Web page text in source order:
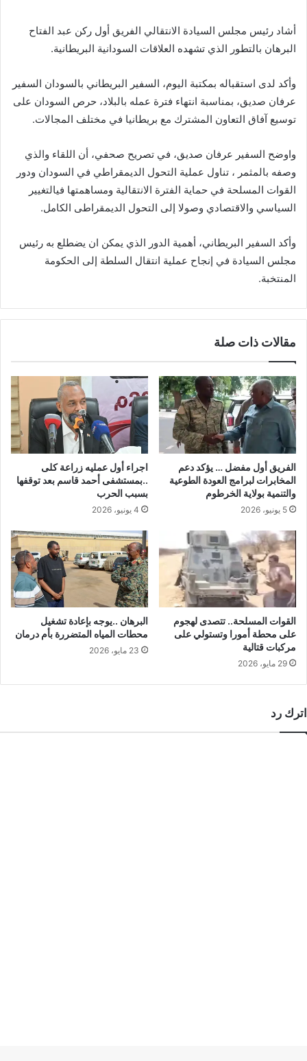
أشاد رئيس مجلس السيادة الانتقالي الفريق أول ركن عبد الفتاح
البرهان بالتطور الذي تشهده العلاقات السودانية البريطانية.
وأكد لدى استقباله بمكتبة اليوم، السفير البريطاني بالسودان السفير
عرفان صديق، بمناسبة انتهاء فترة عمله بالبلاد، حرص السودان على
توسيع آفاق التعاون المشترك مع بريطانيا في مختلف المجالات.
واوضح السفير عرفان صديق، في تصريح صحفي، أن اللقاء والذي
وصفه بالمثمر ، تناول عملية التحول الديمقراطي في السودان ودور
القوات المسلحة في حماية الفترة الانتقالية ومساهمتها فيالتغيير
السياسي والاقتصادي وصولا إلى التحول الديمقراطى الكامل.
وأكد السفير البريطاني، أهمية الدور الذي يمكن ان يضطلع به رئيس
مجلس السيادة في إنجاح عملية انتقال السلطة إلى الحكومة
المنتخبة.
مقالات ذات صلة
الفريق أول مفضل … يؤكد دعم
المخابرات لبرامج العودة الطوعية
والتنمية بولاية الخرطوم
5 يونيو، 2026
اجراء أول عمليه زراعة كلى
..بمستشفى أحمد قاسم بعد توقفها
بسبب الحرب
4 يونيو، 2026
القوات المسلحة.. تتصدى لهجوم
على محطة أمورا وتستولي على
مركبات قتالية
29 مايو، 2026
البرهان ..يوجه بإعادة تشغيل
محطات المياه المتضررة بأم درمان
23 مايو، 2026
اترك رد